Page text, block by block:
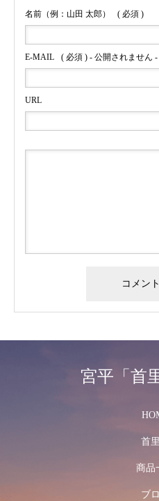
名前（例：山田 太郎） ( 必須 )
E-MAIL ( 必須 ) - 公開されません -
URL
宮平「首
首
商品
ブ